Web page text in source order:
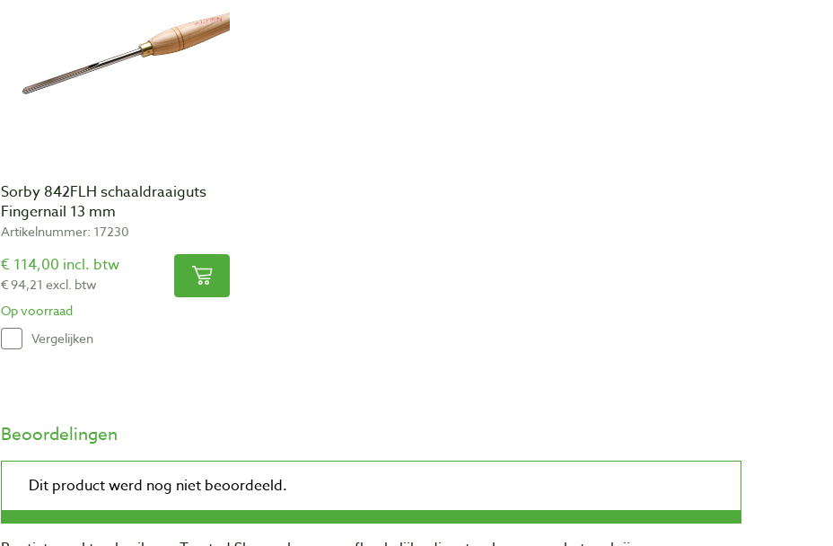
Sorby 842FLH schaaldraaiguts
Fingernail 13 mm
Artikelnummer: 17230
€ 114,00 incl. btw
€ 94,21 excl. btw
Op voorraad
Vergelijken
Beoordelingen